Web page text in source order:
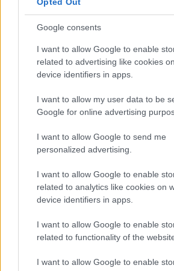
Google consents
I want to allow Google to enable
related to advertising like cookies
device identifiers in apps.
I want to allow my user data to be
Google for online advertising
I want to allow Google to send me
personalized advertising.
I want to allow Google to enable
related to analytics like cookies on
device identifiers in apps.
I want to allow Google to enable
related to functionality of the
I want to allow Google to enable
Un corso di laurea magistrale o
programma post-laurea in
19.100Euro (i) a 57.200Euro (i) e
anni. Questo è un bel
Non puoi davvero aspettarti
stipendio durante il periodo di
tu abbia già un lavoro. Nella
una volta completata l’istruzione
Molte persone perseguono
numeri sembrano supportare la
medio della retribuzione durante
è di circa il 10% in più rispetto al